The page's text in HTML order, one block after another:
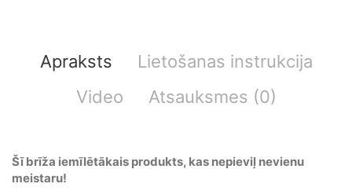
Apraksts
Lietošanas instrukcija
Video
Atsauksmes (0)
Šī brīža iemīlētākais produkts, kas nepieviļ nevienu
meistaru!